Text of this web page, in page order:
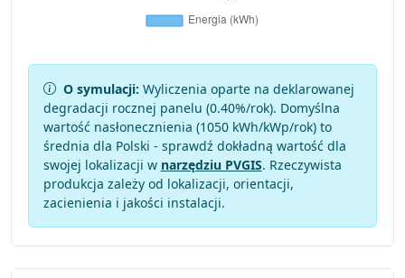
O symulacji: Wyliczenia oparte na deklarowanej
degradacji rocznej panelu (0.40%/rok). Domyślna
wartość nasłonecznienia (1050 kWh/kWp/rok) to
średnia dla Polski - sprawdź dokładną wartość dla
swojej lokalizacji w narzędziu PVGIS. Rzeczywista
produkcja zależy od lokalizacji, orientacji,
zacienienia i jakości instalacji.